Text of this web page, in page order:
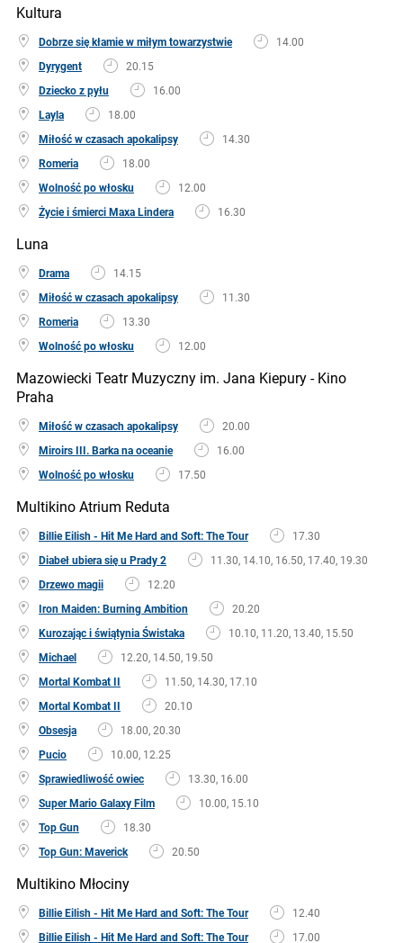
Kultura
Dobrze się kłamie w miłym towarzystwie
14.00
Dyrygent
20.15
Dziecko z pyłu
16.00
Layla
18.00
Miłość w czasach apokalipsy
14.30
Romeria
18.00
Wolność po włosku
12.00
Życie i śmierci Maxa Lindera
16.30
Luna
Drama
14.15
Miłość w czasach apokalipsy
11.30
Romeria
13.30
Wolność po włosku
12.00
Mazowiecki Teatr Muzyczny im. Jana Kiepury - Kino
Praha
Miłość w czasach apokalipsy
20.00
Miroirs III. Barka na oceanie
16.00
Wolność po włosku
17.50
Multikino Atrium Reduta
Billie Eilish - Hit Me Hard and Soft: The Tour
17.30
Diabeł ubiera się u Prady 2
11.30, 14.10, 16.50, 17.40, 19.30
Drzewo magii
12.20
Iron Maiden: Burning Ambition
20.20
Kurozając i świątynia Świstaka
10.10, 11.20, 13.40, 15.50
Michael
12.20, 14.50, 19.50
Mortal Kombat II
11.50, 14.30, 17.10
Mortal Kombat II
20.10
Obsesja
18.00, 20.30
Pucio
10.00, 12.25
Sprawiedliwość owiec
13.30, 16.00
Super Mario Galaxy Film
10.00, 15.10
Top Gun
18.30
Top Gun: Maverick
20.50
Multikino Młociny
Billie Eilish - Hit Me Hard and Soft: The Tour
12.40
Billie Eilish - Hit Me Hard and Soft: The Tour
17.00